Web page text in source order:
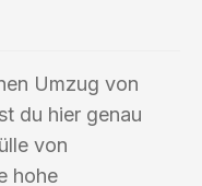
Umzug von
du hier genau
von
hohe